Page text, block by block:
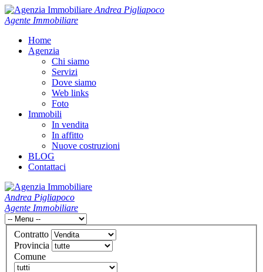
Andrea Pigliapoco
Agente Immobiliare
Home
Agenzia
Chi siamo
Servizi
Dove siamo
Web links
Foto
Immobili
In vendita
In affitto
Nuove costruzioni
BLOG
Contattaci
Andrea Pigliapoco
Agente Immobiliare
Contratto
Provincia
Comune